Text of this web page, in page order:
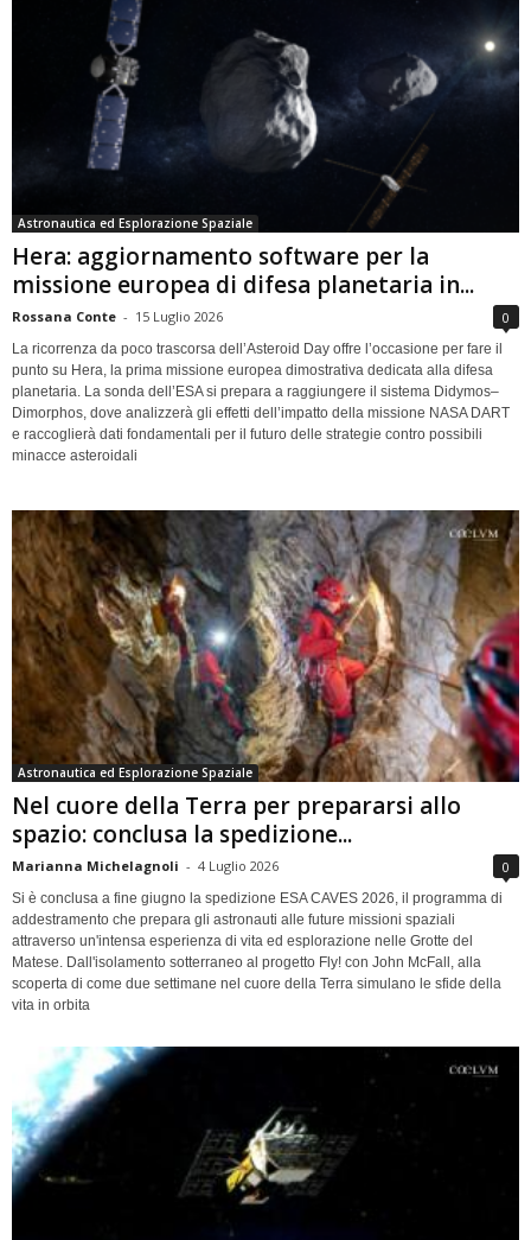
Astronautica ed Esplorazione Spaziale
Hera: aggiornamento software per la
missione europea di difesa planetaria in...
Rossana Conte - 15 Luglio 2026 0
La ricorrenza da poco trascorsa dell’Asteroid Day offre l’occasione per fare il
punto su Hera, la prima missione europea dimostrativa dedicata alla difesa
planetaria. La sonda dell’ESA si prepara a raggiungere il sistema Didymos–
Dimorphos, dove analizzerà gli effetti dell’impatto della missione NASA DART
e raccoglierà dati fondamentali per il futuro delle strategie contro possibili
minacce asteroidali
Astronautica ed Esplorazione Spaziale
Nel cuore della Terra per prepararsi allo
spazio: conclusa la spedizione...
Marianna Michelagnoli - 4 Luglio 2026 0
Si è conclusa a fine giugno la spedizione ESA CAVES 2026, il programma di
addestramento che prepara gli astronauti alle future missioni spaziali
attraverso un'intensa esperienza di vita ed esplorazione nelle Grotte del
Matese. Dall'isolamento sotterraneo al progetto Fly! con John McFall, alla
scoperta di come due settimane nel cuore della Terra simulano le sfide della
vita in orbita